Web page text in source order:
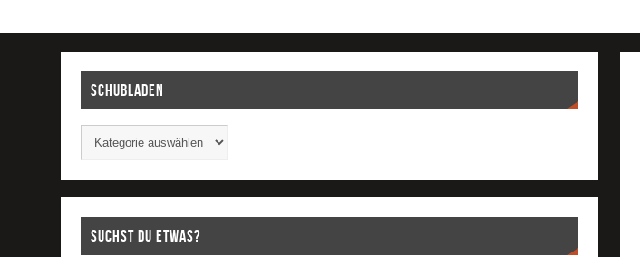
Schubladen
Suchst Du etwas?